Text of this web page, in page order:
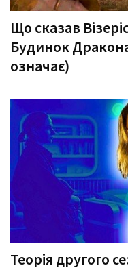
Що сказав
Будинок
означає)
Теорія другого